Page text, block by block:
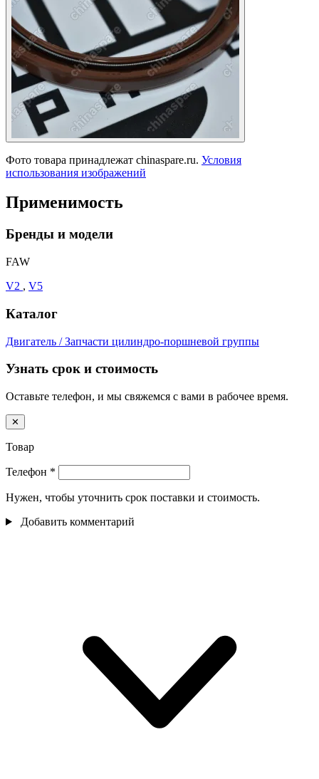
Фото товара принадлежат chinaspare.ru. Условия
использования изображений
Применимость
Бренды и модели
FAW
V2 , V5
Каталог
Двигатель / Запчасти цилиндро-поршневой группы
Узнать срок и стоимость
Оставьте телефон, и мы свяжемся с вами в рабочее время.
✕
Товар
Телефон *
Нужен, чтобы уточнить срок поставки и стоимость.
Добавить комментарий